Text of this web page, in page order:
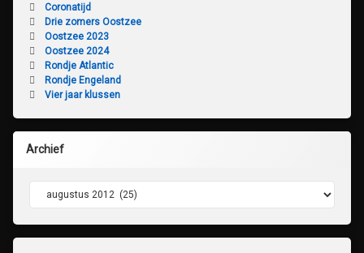
Coronatijd
Drie zomers Oostzee
Oostzee 2023
Oostzee 2024
Rondje Atlantic
Rondje Engeland
Vier jaar klussen
Archief